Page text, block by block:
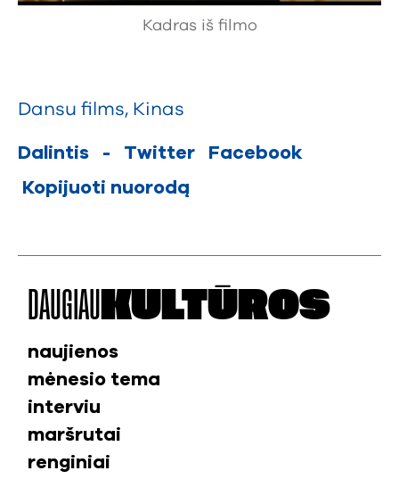
Kadras iš filmo
Dansu films, Kinas
Dalintis - Twitter
Facebook
Kopijuoti nuorodą
DAUGIAU KULTŪROS
naujienos
mėnesio tema
interviu
maršrutai
renginiai